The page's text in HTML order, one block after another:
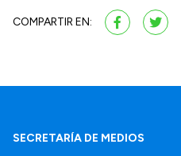
COMPARTIR EN:
SECRETARÍA DE MEDIOS